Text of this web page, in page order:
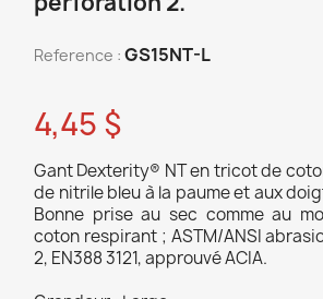
Reference : GS15NT-L
4,45 $
Gant Dexterity® NT en tricot de
de nitrile bleu à la paume et aux
Bonne prise au sec comme au
coton respirant ; ASTM/ANSI
2, EN388 3121, approuvé ACIA.